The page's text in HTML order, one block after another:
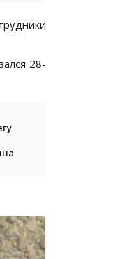
28-